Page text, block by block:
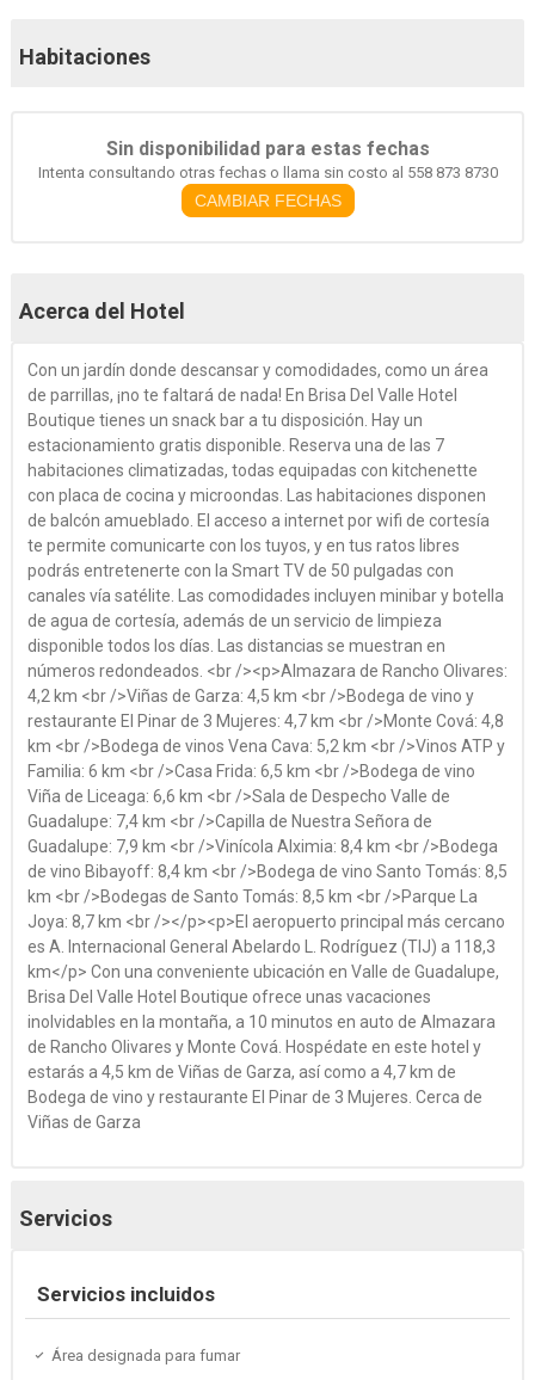
Habitaciones
Sin disponibilidad para estas fechas
Intenta consultando otras fechas o llama sin costo al 558 873 8730
CAMBIAR FECHAS
Acerca del Hotel
Con un jardín donde descansar y comodidades, como un área
de parrillas, ¡no te faltará de nada! En Brisa Del Valle Hotel
Boutique tienes un snack bar a tu disposición. Hay un
estacionamiento gratis disponible. Reserva una de las 7
habitaciones climatizadas, todas equipadas con kitchenette
con placa de cocina y microondas. Las habitaciones disponen
de balcón amueblado. El acceso a internet por wifi de cortesía
te permite comunicarte con los tuyos, y en tus ratos libres
podrás entretenerte con la Smart TV de 50 pulgadas con
canales vía satélite. Las comodidades incluyen minibar y botella
de agua de cortesía, además de un servicio de limpieza
disponible todos los días. Las distancias se muestran en
números redondeados. <br /><p>Almazara de Rancho Olivares:
4,2 km <br />Viñas de Garza: 4,5 km <br />Bodega de vino y
restaurante El Pinar de 3 Mujeres: 4,7 km <br />Monte Cová: 4,8
km <br />Bodega de vinos Vena Cava: 5,2 km <br />Vinos ATP y
Familia: 6 km <br />Casa Frida: 6,5 km <br />Bodega de vino
Viña de Liceaga: 6,6 km <br />Sala de Despecho Valle de
Guadalupe: 7,4 km <br />Capilla de Nuestra Señora de
Guadalupe: 7,9 km <br />Vinícola Alximia: 8,4 km <br />Bodega
de vino Bibayoff: 8,4 km <br />Bodega de vino Santo Tomás: 8,5
km <br />Bodegas de Santo Tomás: 8,5 km <br />Parque La
Joya: 8,7 km <br /></p><p>El aeropuerto principal más cercano
es A. Internacional General Abelardo L. Rodríguez (TIJ) a 118,3
km</p> Con una conveniente ubicación en Valle de Guadalupe,
Brisa Del Valle Hotel Boutique ofrece unas vacaciones
inolvidables en la montaña, a 10 minutos en auto de Almazara
de Rancho Olivares y Monte Cová. Hospédate en este hotel y
estarás a 4,5 km de Viñas de Garza, así como a 4,7 km de
Bodega de vino y restaurante El Pinar de 3 Mujeres. Cerca de
Viñas de Garza
Servicios
Servicios incluidos
Área designada para fumar